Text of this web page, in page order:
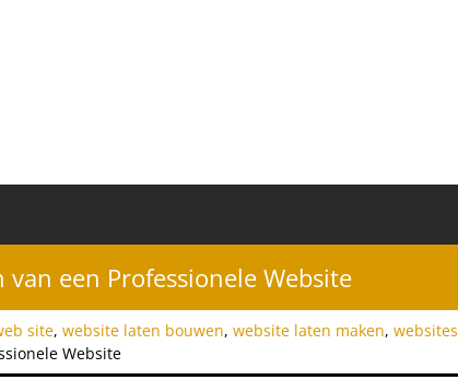
een Professionele Website
site, website laten bouwen, website laten maken, websites
Website